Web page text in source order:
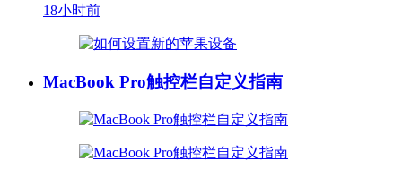
18小时前
MacBook Pro触控栏自定义指南